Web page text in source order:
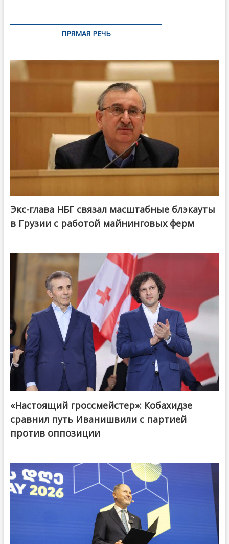
ПРЯМАЯ РЕЧЬ
Экс-глава НБГ связал масштабные блэкауты
в Грузии с работой майнинговых ферм
@ქართული ოცნება / Georgian Dream
«Настоящий гроссмейстер»: Кобахидзе
сравнил путь Иванишвили с партией
против оппозиции